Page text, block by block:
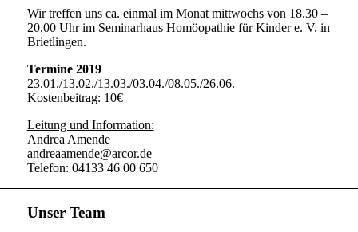
Wir treffen uns ca. einmal im Monat mittwochs von 18.30 –
20.00 Uhr im Seminarhaus Homöopathie für Kinder e. V. in
Brietlingen.
Termine 2019
23.01./13.02./13.03./03.04./08.05./26.06.
Kostenbeitrag: 10€
Leitung und Information:
Andrea Amende
andreaamende@arcor.de
Telefon: 04133 46 00 650
Unser Team